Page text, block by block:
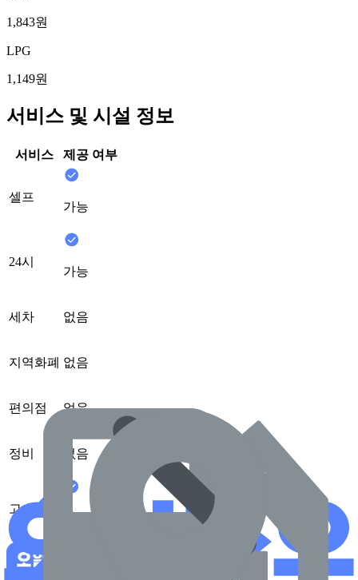
1,843원
LPG
1,149원
서비스 및 시설 정보
서비스 제공 여부
셀프
가능
24시
가능
세차 없음
지역화폐 없음
편의점 없음
정비 없음
고속도로